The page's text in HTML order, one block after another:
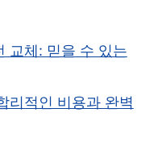
교체: 믿을 수 있는
리적인 비용과 완벽